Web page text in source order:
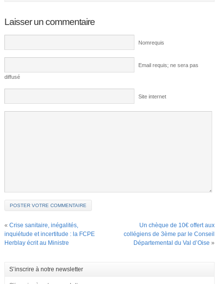
Laisser un commentaire
Nomrequis
Email requis; ne sera pas
diffusé
Site internet
« Crise sanitaire, inégalités,
inquiétude et incertitude : la FCPE
Herblay écrit au Ministre
Un chèque de 10€ offert aux
collégiens de 3ème par le Conseil
Départemental du Val d’Oise »
S’inscrire à notre newsletter